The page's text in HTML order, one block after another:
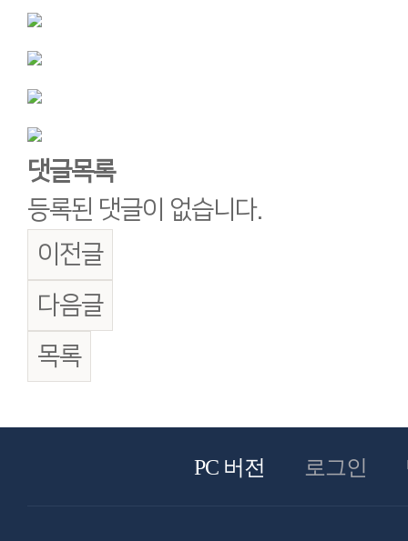
댓글목록
등록된 댓글이 없습니다.
이전글
다음글
목록
PC 버전 로그인